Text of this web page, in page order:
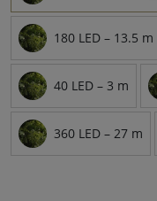
180 LED – 13.5 m
40 LED – 3 m
360 LED – 27 m